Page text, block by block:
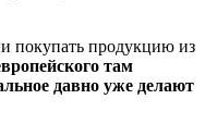
покупать продукцию из
там
давно уже делают